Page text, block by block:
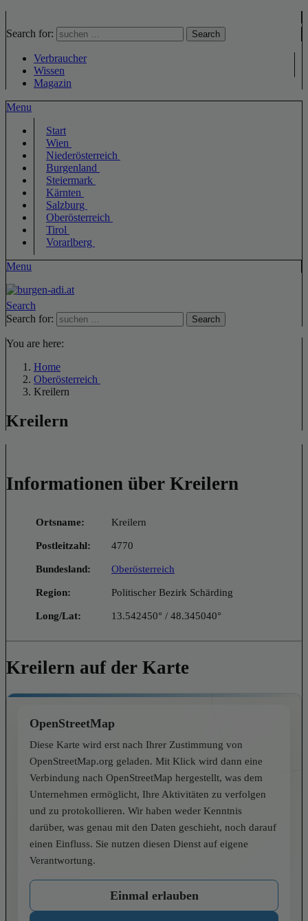
Search for: Search
Verbraucher
Wissen
Magazin
Menu
Start
Wien
Niederösterreich
Burgenland
Steiermark
Kärnten
Salzburg
Oberösterreich
Tirol
Vorarlberg
Menu
Search
Search for:
Search
You are here:
Home
Oberösterreich
Kreilern
Kreilern
Informationen über Kreilern
Ortsname: Kreilern
Postleitzahl: 4770
Bundesland: Oberösterreich
Region: Politischer Bezirk Schärding
Long/Lat: 13.542450° / 48.345040°
Kreilern auf der Karte
OpenStreetMap
Diese Karte wird erst nach Ihrer Zustimmung von
OpenStreetMap.org geladen. Mit Klick wird dann eine
Verbindung nach OpenStreetMap hergestellt, was dem
Unternehmen ermöglicht, Ihre Aktivitäten zu verfolgen
und zu protokollieren. Wir haben weder Kenntnis
darüber, was genau mit den Daten geschieht, noch darauf
einen Einfluss. Sie nutzen diesen Dienst auf eigene
Verantwortung.
Einmal erlauben